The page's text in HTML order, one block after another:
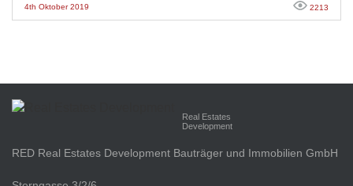
4th Oktober 2019 2213
Real Estates
Development
RED Real Estates Development Bauträger und Immobilien GmbH